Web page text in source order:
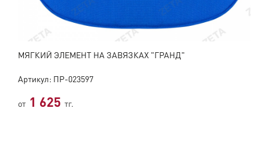
МЯГКИЙ ЭЛЕМЕНТ НА ЗАВЯЗКАХ "ГРАНД"
Артикул: ПР-023597
от 1 625 тг.